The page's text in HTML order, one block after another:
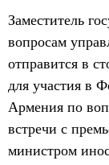
Заместитель
вопросам
отправится в
для участия в
Армения по
встречи с
министром